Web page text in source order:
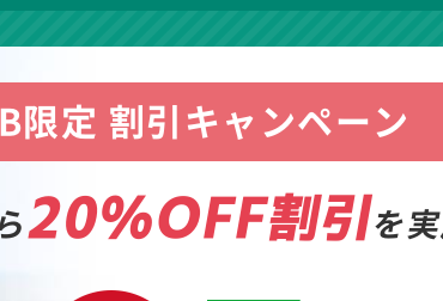
限定 割引キャンペーン
20%OFF割引を